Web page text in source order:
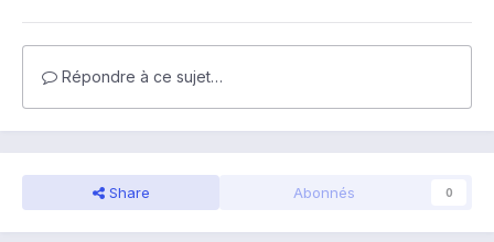
Répondre à ce sujet…
Share Abonnés 0